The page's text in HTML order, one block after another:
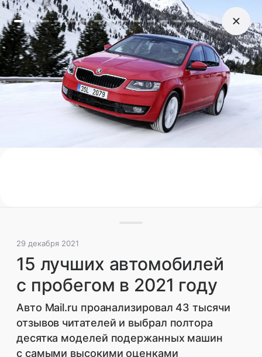
29 декабря 2021
15 лучших автомобилей
с пробегом в 2021 году
Авто Mail.ru проанализировал 43 тысячи
отзывов читателей и выбрал полтора десятка
моделей подержанных машин с самыми
29 декабря 2021
15 лучших автомобилей
с пробегом в 2021 году
Авто Mail.ru проанализировал 43 тысячи
отзывов читателей и выбрал полтора
десятка моделей подержанных машин
с самыми высокими оценками